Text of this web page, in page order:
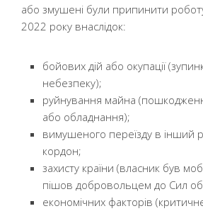
або змушені були припинити
2022 року внаслідок:
бойових дій або окупації
небезпеку);
руйнування майна
або обладнання);
вимушеного переїзду в інший
кордон;
захисту країни (власник був
пішов добровольцем до Сил
економічних факторів